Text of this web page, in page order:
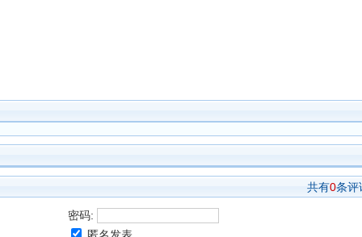
共有0条评
密码: